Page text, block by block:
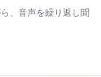
、音声を繰り返し聞